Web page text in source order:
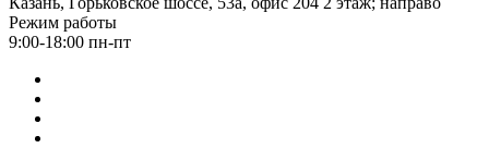
Режим работы
9:00-18:00 пн-пт